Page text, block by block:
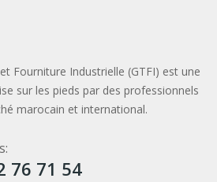
Fourniture Industrielle (GTFI) est une
sur les pieds par des professionnels
marocain et international.
76 71 54